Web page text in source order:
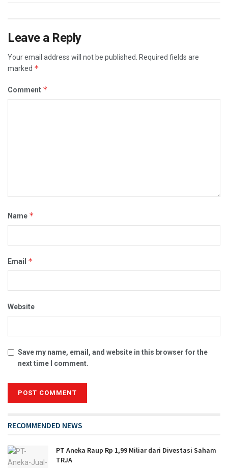
Leave a Reply
Your email address will not be published. Required fields are
marked *
Comment *
Name *
Email *
Website
Save my name, email, and website in this browser for the
next time I comment.
RECOMMENDED NEWS
PT Aneka Raup Rp 1,99 Miliar dari Divestasi Saham
TRJA